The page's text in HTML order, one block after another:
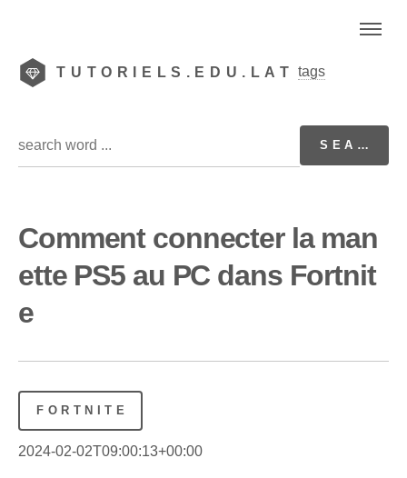
TUTORIELS.EDU.LAT tags
Comment connecter la man
ette PS5 au PC dans Fortnit
e
FORTNITE
2024-02-02T09:00:13+00:00